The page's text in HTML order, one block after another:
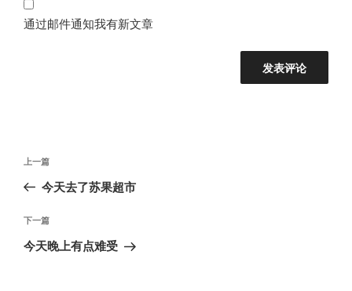
通过邮件通知我有新文章
文
导
航
上
一
文
章
上一篇
今天去了苏果超市
下
一
下一篇
今天晚上有点难受